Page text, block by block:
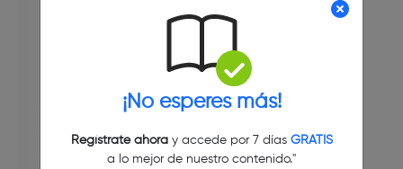
¡No esperes más!
Regístrate ahoray accede por 7 días GRATIS
a lo mejor de nuestro contenido."